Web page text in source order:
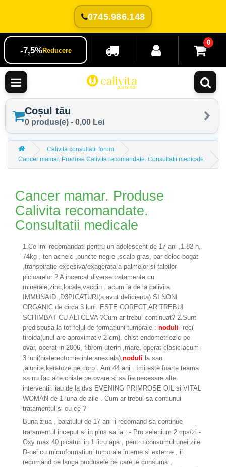
0745.986.148
-7,5%Reducere
0
Coșul tău
0 produs(e) - 0,00 Lei
Calivita consultatii forum
Cancer mamar. Produse Calivita recomandate. Consultatii medicale
Cancer mamar. Produse
Calivita recomandate.
Consultatii medicale
1.Ce imi recomandati pentru un adolescent de 17 ani ,1.82 h,
74kg , ten acneic ,puncte negre ,scalp gras, par deloc bogat
,transpiratie excesiva/exagerata a palmelor si talpilor
picioarelor ? A incercat diverse tratamente cu
minerale,zinc,locale,vaccin . acum ia de la calivita
IMMUNAID ,D3PICATURI(a avut deficienta) SI NONI
ORGANIC de circa 3 luni. ESTE CORECT,AR TREBUI
SCHIMBAT CU ALTCEVA ?Cum ar trebui continuat? 2.Sunt
predispusa la tot felul de formatiuni tumorale : noduli
reci
tiroida(unul are aproximativ 2 cm), chist endometriozic pe
ovar, operat in 2006, fibrom uterin ,mare, operat clasic acum
3 luni(histerectomie interanexiala), noduli la san
,alunite,keratoze pe corp . Am 44 ani . Imi este foarte teama
sa nu fac alte chiste pe ovare si sa fie necesare alte
interventii. iau de la dvs EVENING PRIMROSE OIL si VITAL
WOMAN de 1 luna de zile . Cum ar trebui sa contiunui
tratamentul si cu ce ?
Buna ziua , baiatului de 17 ani ii recomand sa continue
tratamentul inceput si in plus sa ia : - Pro selenium 2 cps/zi -
Oxy max 40 picaturi in 1 litru apa , pentru consumul unei zile.
D-nei cu microformatiuni tumorale interne si externe , ii
recomand pe langa produsele pe care le consuma ,